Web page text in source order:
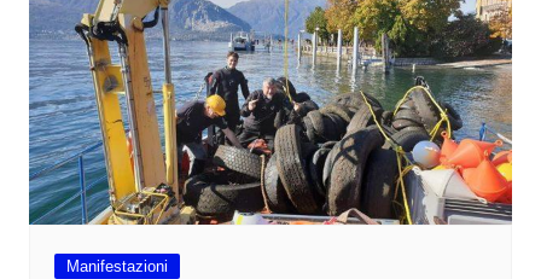
Manifestazioni